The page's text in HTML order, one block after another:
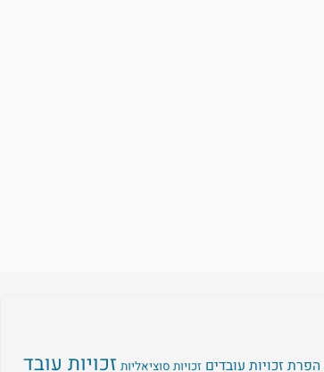
הפרת זכויות עובדים זכויות סוציאליות זכויות עובד